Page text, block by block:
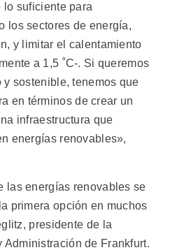
lo suficiente para
los sectores de energía,
y limitar el calentamiento
a 1,5 ˚C-. Si queremos
y sostenible, tenemos que
en términos de crear un
infraestructura que
energías renovables»,
las energías renovables se
primera opción en muchos
presidente de la
Administración de Frankfurt.